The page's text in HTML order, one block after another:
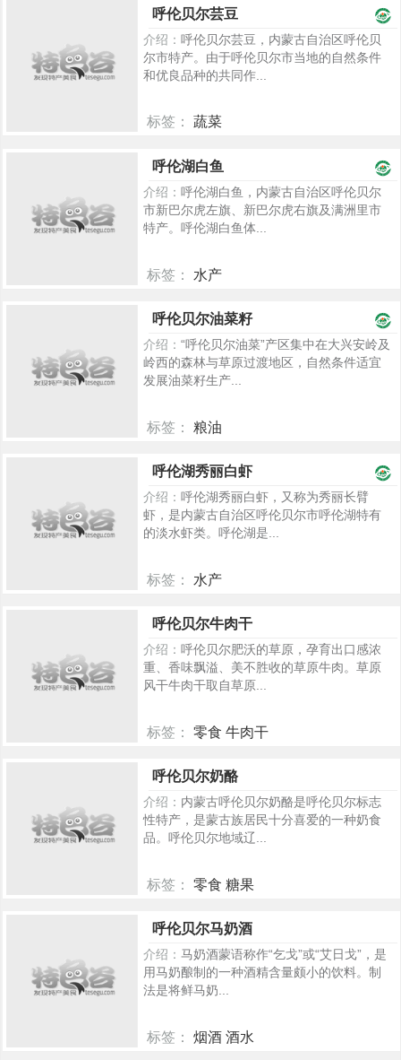
呼伦贝尔芸豆
介绍： 呼伦贝尔芸豆，内蒙古自治区呼伦贝
尔市特产。由于呼伦贝尔市当地的自然条件
和优良品种的共同作...
标签： 蔬菜
呼伦湖白鱼
介绍： 呼伦湖白鱼，内蒙古自治区呼伦贝尔
市新巴尔虎左旗、新巴尔虎右旗及满洲里市
特产。呼伦湖白鱼体...
标签： 水产
呼伦贝尔油菜籽
介绍： “呼伦贝尔油菜”产区集中在大兴安岭及
岭西的森林与草原过渡地区，自然条件适宜
发展油菜籽生产...
标签： 粮油
呼伦湖秀丽白虾
介绍： 呼伦湖秀丽白虾，又称为秀丽长臂
虾，是内蒙古自治区呼伦贝尔市呼伦湖特有
的淡水虾类。呼伦湖是...
标签： 水产
呼伦贝尔牛肉干
介绍： 呼伦贝尔肥沃的草原，孕育出口感浓
重、香味飘溢、美不胜收的草原牛肉。草原
风干牛肉干取自草原...
标签： 零食 牛肉干
呼伦贝尔奶酪
介绍： 内蒙古呼伦贝尔奶酪是呼伦贝尔标志
性特产，是蒙古族居民十分喜爱的一种奶食
品。呼伦贝尔地域辽...
标签： 零食 糖果
呼伦贝尔马奶酒
介绍： 马奶酒蒙语称作“乞戈”或“艾日戈”，是
用马奶酿制的一种酒精含量颇小的饮料。制
法是将鲜马奶...
标签： 烟酒 酒水